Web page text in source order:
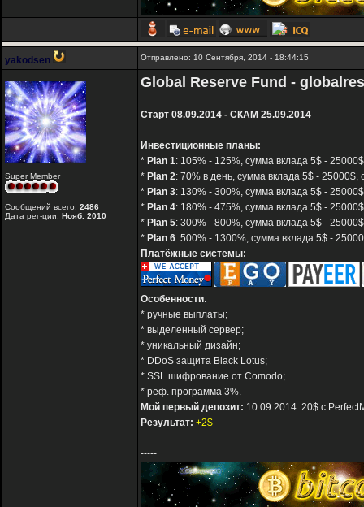
yakodsen Отправлено: 10 Сентября, 2014 - 18:44:15
Super Member
Сообщений всего: 2486
Дата рег-ции: Нояб. 2010
Global Reserve Fund -
Старт 08.09.2014 - СКАМ 25.09.2014
Инвестиционные планы:
* Plan 1: 105% - 125%, сумма вклада 5$ -
* Plan 2: 70% в день, сумма вклада 5$ - 25000$,
* Plan 3: 130% - 300%, сумма вклада 5$ -
* Plan 4: 180% - 475%, сумма вклада 5$ -
* Plan 5: 300% - 800%, сумма вклада 5$ -
* Plan 6: 500% - 1300%, сумма вклада 5$ -
Платёжные системы:
Особенности:
* ручные выплаты;
* выделенный сервер;
* уникальный дизайн;
* DDoS защита Black Lotus;
* SSL шифрование от Comodo;
* реф. программа 3%.
Мой первый депозит: 10.09.2014: 20$ с
Результат: +2$
-----